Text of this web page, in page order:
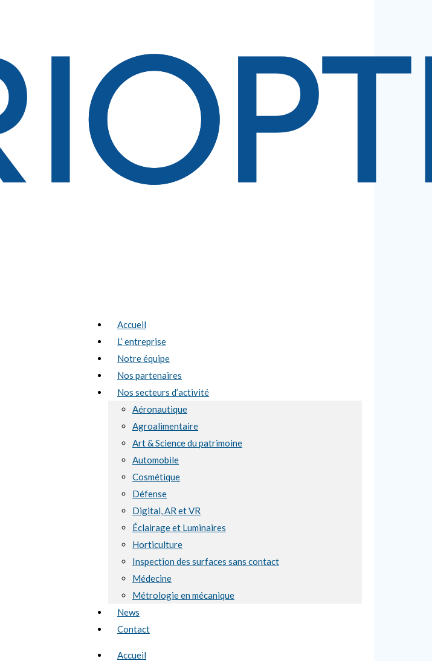
Accueil
L’ entreprise
Notre équipe
Nos partenaires
Nos secteurs d’activité
Aéronautique
Agroalimentaire
Art & Science du patrimoine
Automobile
Cosmétique
Défense
Digital, AR et VR
Éclairage et Luminaires
Horticulture
Inspection des surfaces sans contact
Médecine
Métrologie en mécanique
News
Contact
Accueil